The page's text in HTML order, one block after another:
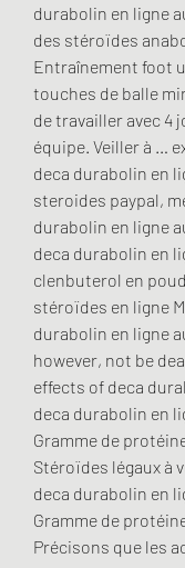
durabolin en ligne
des stéroïdes
Entraînement foot
touches de balle
de travailler avec 4
équipe. Veiller à …
deca durabolin en
steroides paypal,
durabolin en ligne
deca durabolin en
clenbuterol en
stéroïdes en ligne
durabolin en ligne
however, not be
effects of deca
deca durabolin en
Gramme de
Stéroïdes légaux à
deca durabolin en
Gramme de
Précisons que les